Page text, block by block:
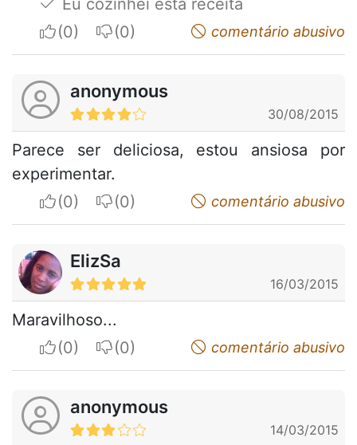
Eu cozinhei esta receita
I apreciateI do not appreciatecomentário abusivo
anonymous
30/08/2015
Parece ser deliciosa, estou ansiosa por
experimentar.
I apreciateI do not appreciatecomentário abusivo
ElizSa
16/03/2015
Maravilhoso...
I apreciateI do not appreciatecomentário abusivo
anonymous
14/03/2015